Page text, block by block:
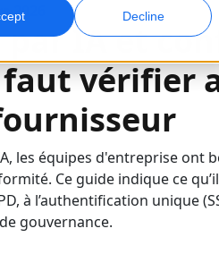
Decline
2026
par IA et
faut vérifier
les équipes d'entreprise ont
Ce guide indique ce
à l’authentification unique
gouvernance.